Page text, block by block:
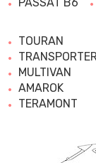
TOURAN
MULTIVAN
AMAROK
TERAMONT